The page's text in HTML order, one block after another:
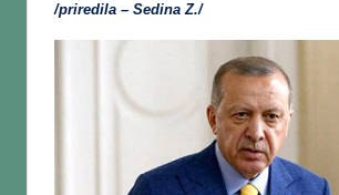
/priredila – Sedina Z./